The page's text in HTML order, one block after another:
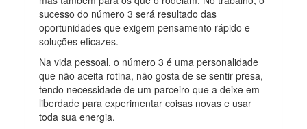
sucesso do número 3 será resultado das
oportunidades que exigem pensamento rápido e
soluções eficazes.
Na vida pessoal, o número 3 é uma personalidade
que não aceita rotina, não gosta de se sentir presa,
tendo necessidade de um parceiro que a deixe em
liberdade para experimentar coisas novas e usar
toda sua energia.